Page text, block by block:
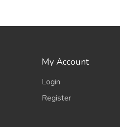
My Account
Login
Register